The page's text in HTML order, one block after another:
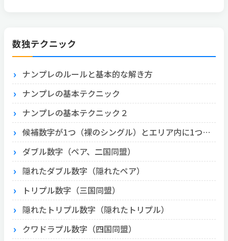
数独テクニック
ナンプレのルールと基本的な解き方
ナンプレの基本テクニック
ナンプレの基本テクニック２
候補数字が1つ（裸のシングル）とエリア内に1つ（隠れたシングル）
ダブル数字（ペア、二国同盟）
隠れたダブル数字（隠れたペア）
トリプル数字（三国同盟）
隠れたトリプル数字（隠れたトリプル）
クワドラプル数字（四国同盟）